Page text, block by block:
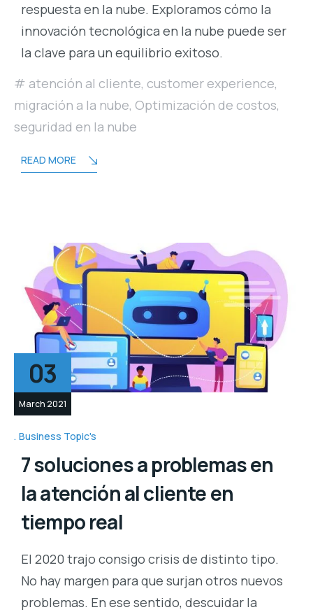
respuesta en la nube. Exploramos cómo la
innovación tecnológica en la nube puede ser
la clave para un equilibrio exitoso.
atención al cliente, customer experience,
migración a la nube, Optimización de costos,
seguridad en la nube
READ MORE
03
March 2021
Business Topic's
7 soluciones a problemas en
la atención al cliente en
tiempo real
El 2020 trajo consigo crisis de distinto tipo.
No hay margen para que surjan otros nuevos
problemas. En ese sentido, descuidar la